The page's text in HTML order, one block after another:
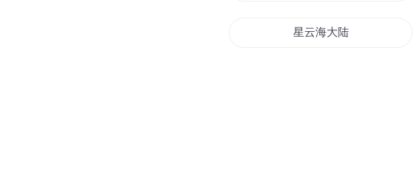
星云海大陆